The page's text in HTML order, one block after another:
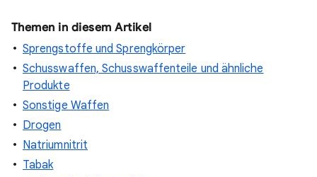
Themen in diesem Artikel
Sprengstoffe und Sprengkörper
Schusswaffen, Schusswaffenteile und ähnliche
Produkte
Sonstige Waffen
Drogen
Natriumnitrit
Tabak